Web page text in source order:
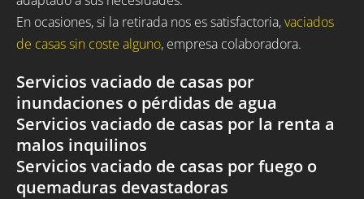
En ocasiones, si la retirada nos es satisfactoria,vaciados
de casas sin coste alguno, empresa colaboradora.
Servicios vaciado de casas por
inundaciones o pérdidas de agua
Servicios vaciado de casas por la renta a
malos inquilinos
Servicios vaciado de casas por fuego o
quemaduras devastadoras